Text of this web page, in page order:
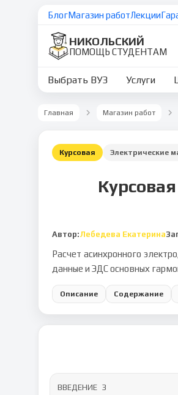
БлогМагазин работЛекции
НИКОЛЬСКИЙ
ПОМОЩЬ СТУДЕНТАМ
Выбрать ВУЗ Услуги
Главная Магазин работ
Курсовая Электрические
Автор:Лебедева Екатерина
Расчет асинхронного
данные и ЭДС основных
Описание Содержание
ВВЕДЕНИЕ	3